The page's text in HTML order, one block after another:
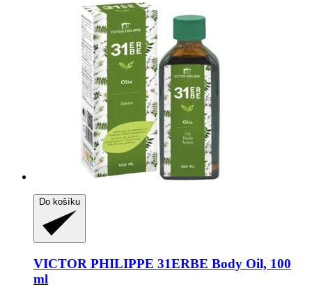
Do košíku
VICTOR PHILIPPE 31ERBE Body Oil, 100
ml